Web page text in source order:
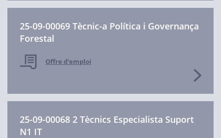
25-09-00069 Tècnic-a Política i Governança
Forestal
Offre d'emploi
25-09-00068 2 Tècnics Especialista Suport
N1 IT